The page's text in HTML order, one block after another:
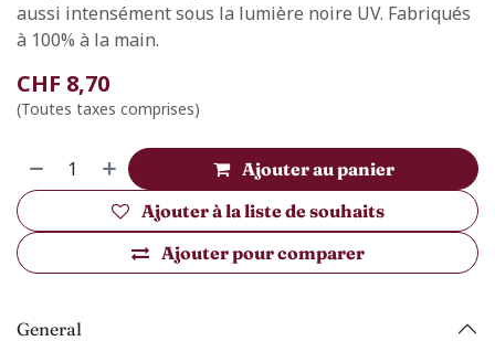
aussi intensément sous la lumière noire UV. Fabriqués
à 100% à la main.
CHF 8,70
(Toutes taxes comprises)
Ajouter au panier
Ajouter pour comparer
Ajouter à la liste de souhaits
General